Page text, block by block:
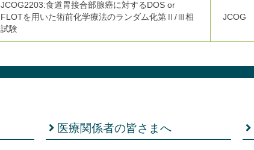
JCOG2203:食道胃接合部腺癌に対するDOS or
FLOTを用いた術前化学療法のランダム化第Ⅱ/Ⅲ相
試験
JCOG
医療関係者の皆さまへ